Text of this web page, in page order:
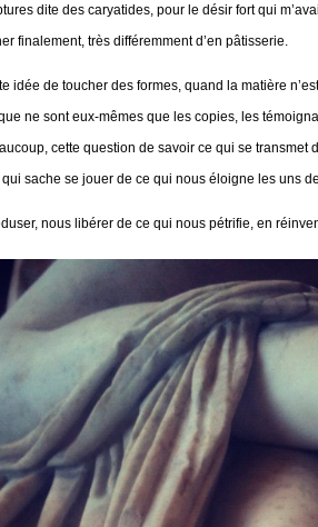
dite des caryatides, pour le désir fort qui
finalement, très différemment d’en pâtisserie.
idée de toucher des formes, quand la matière
ne sont eux-mêmes que les copies, les
cette question de savoir ce qui se
sache se jouer de ce qui nous éloigne les uns
nous libérer de ce qui nous pétrifie, en